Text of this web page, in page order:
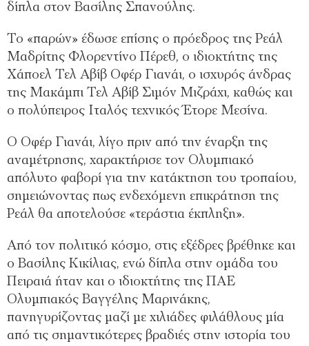
δίπλα στον Βασίλης Σπανούλης.
Το «παρών» έδωσε επίσης ο πρόεδρος της Ρεάλ
Μαδρίτης Φλορεντίνο Πέρεθ, ο ιδιοκτήτης της
Χάποελ Τελ Αβίβ Οφέρ Γιανάι, ο ισχυρός άνδρας
της Μακάμπι Τελ Αβίβ Σιμόν Μιζράχι, καθώς και
ο πολύπειρος Ιταλός τεχνικός Έτορε Μεσίνα.
Ο Οφέρ Γιανάι, λίγο πριν από την έναρξη της
αναμέτρησης, χαρακτήρισε τον Ολυμπιακό
απόλυτο φαβορί για την κατάκτηση του τροπαίου,
σημειώνοντας πως ενδεχόμενη επικράτηση της
Ρεάλ θα αποτελούσε «τεράστια έκπληξη».
Από τον πολιτικό κόσμο, στις εξέδρες βρέθηκε και
ο Βασίλης Κικίλιας, ενώ δίπλα στην ομάδα του
Πειραιά ήταν και ο ιδιοκτήτης της ΠΑΕ
Ολυμπιακός Βαγγέλης Μαρινάκης,
πανηγυρίζοντας μαζί με χιλιάδες φιλάθλους μία
από τις σημαντικότερες βραδιές στην ιστορία του